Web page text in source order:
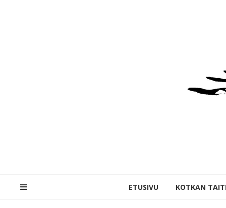
ETUSIVU KOTKAN